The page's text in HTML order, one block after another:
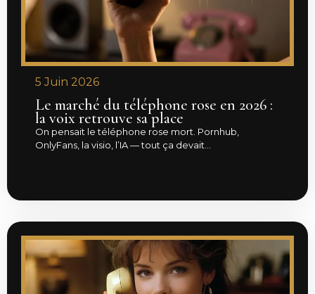
5 Juin 2026
Le marché du téléphone rose en 2026 :
la voix retrouve sa place
On pensait le téléphone rose mort. Pornhub,
OnlyFans, la visio, l’IA — tout ça devait...